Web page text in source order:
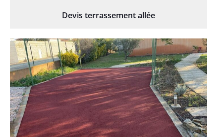
Devis terrassement allée